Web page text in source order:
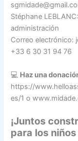
Stéphane
administración
Correo electrónico:
+33 6 30 31 94 76
💻 Haz una
https://
es/1 o
¡Juntos
para los